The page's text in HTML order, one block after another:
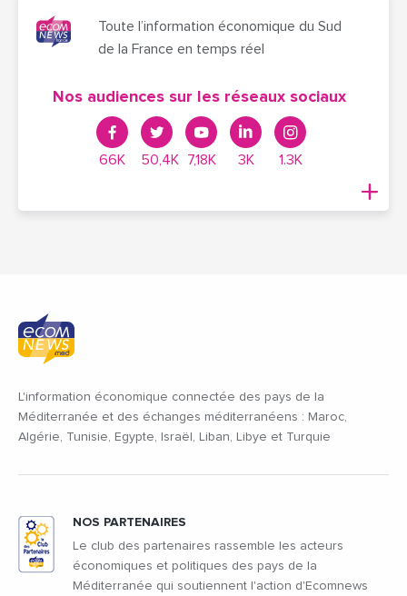
Toute l’information économique du Sud
de la France en temps réel
Nos audiences sur les réseaux sociaux
66K 50,4K 7,18K 3K 1.3K
L'information économique connectée des pays de la
Méditerranée et des échanges méditerranéens : Maroc,
Algérie, Tunisie, Egypte, Israël, Liban, Libye et Turquie
NOS PARTENAIRES
Le club des partenaires rassemble les acteurs
économiques et politiques des pays de la
Méditerranée qui soutiennent l'action d'Ecomnews